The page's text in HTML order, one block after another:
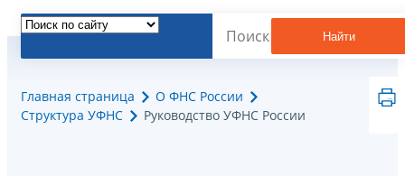
Найти
Главная страница
О ФНС России
Структура УФНС
Руководство УФНС России